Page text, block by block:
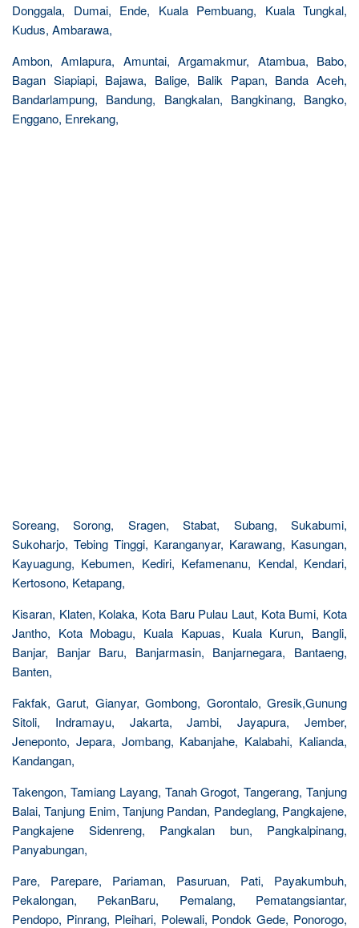
Donggala, Dumai, Ende, Kuala Pembuang, Kuala Tungkal,
Kudus, Ambarawa,
Ambon, Amlapura, Amuntai, Argamakmur, Atambua, Babo,
Bagan Siapiapi, Bajawa, Balige, Balik Papan, Banda Aceh,
Bandarlampung, Bandung, Bangkalan, Bangkinang, Bangko,
Enggano, Enrekang,
Soreang, Sorong, Sragen, Stabat, Subang, Sukabumi,
Sukoharjo, Tebing Tinggi, Karanganyar, Karawang, Kasungan,
Kayuagung, Kebumen, Kediri, Kefamenanu, Kendal, Kendari,
Kertosono, Ketapang,
Kisaran, Klaten, Kolaka, Kota Baru Pulau Laut, Kota Bumi, Kota
Jantho, Kota Mobagu, Kuala Kapuas, Kuala Kurun, Bangli,
Banjar, Banjar Baru, Banjarmasin, Banjarnegara, Bantaeng,
Banten,
Fakfak, Garut, Gianyar, Gombong, Gorontalo, Gresik,Gunung
Sitoli, Indramayu, Jakarta, Jambi, Jayapura, Jember,
Jeneponto, Jepara, Jombang, Kabanjahe, Kalabahi, Kalianda,
Kandangan,
Takengon, Tamiang Layang, Tanah Grogot, Tangerang, Tanjung
Balai, Tanjung Enim, Tanjung Pandan, Pandeglang, Pangkajene,
Pangkajene Sidenreng, Pangkalan bun, Pangkalpinang,
Panyabungan,
Pare, Parepare, Pariaman, Pasuruan, Pati, Payakumbuh,
Pekalongan, PekanBaru, Pemalang, Pematangsiantar,
Pendopo, Pinrang, Pleihari, Polewali, Pondok Gede, Ponorogo,